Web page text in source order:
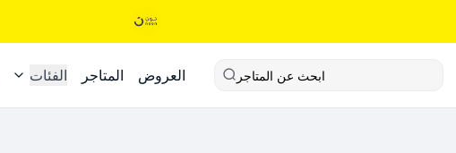
الفئات المتاجر العروض ابحث عن المتاجر